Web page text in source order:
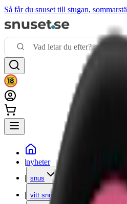
Så får du snuset till stugan,
|nyheter
| snus
| vitt snus